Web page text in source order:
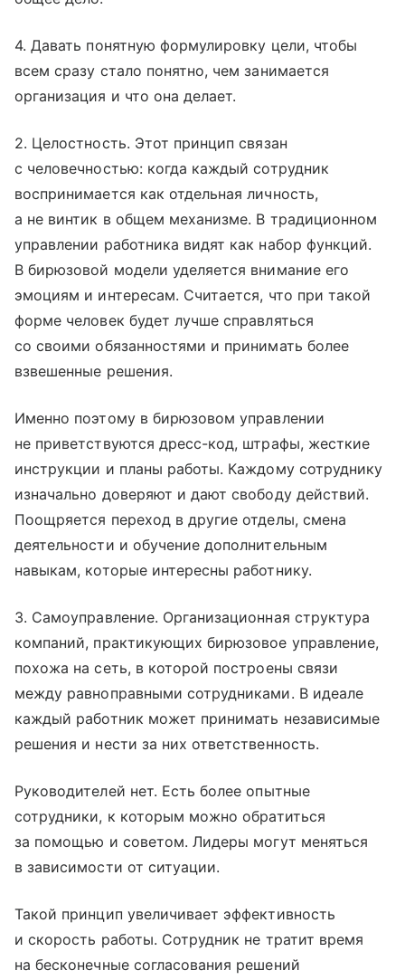
4. Давать понятную формулировку цели, чтобы
всем сразу стало понятно, чем занимается
организация и что она делает.
2. Целостность. Этот принцип связан
с человечностью: когда каждый сотрудник
воспринимается как отдельная личность,
а не винтик в общем механизме. В традиционном
управлении работника видят как набор функций.
В бирюзовой модели уделяется внимание его
эмоциям и интересам. Считается, что при такой
форме человек будет лучше справляться
со своими обязанностями и принимать более
взвешенные решения.
Именно поэтому в бирюзовом управлении
не приветствуются дресс-код, штрафы, жесткие
инструкции и планы работы. Каждому сотруднику
изначально доверяют и дают свободу действий.
Поощряется переход в другие отделы, смена
деятельности и обучение дополнительным
навыкам, которые интересны работнику.
3. Самоуправление. Организационная структура
компаний, практикующих бирюзовое управление,
похожа на сеть, в которой построены связи
между равноправными сотрудниками. В идеале
каждый работник может принимать независимые
решения и нести за них ответственность.
Руководителей нет. Есть более опытные
сотрудники, к которым можно обратиться
за помощью и советом. Лидеры могут меняться
в зависимости от ситуации.
Такой принцип увеличивает эффективность
и скорость работы. Сотрудник не тратит время
на бесконечные согласования решений